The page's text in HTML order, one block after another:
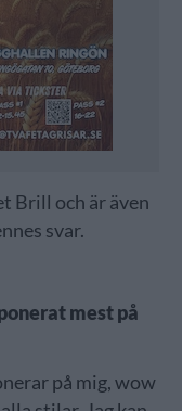
Brill och är även
svar.
mest på
på mig, wow